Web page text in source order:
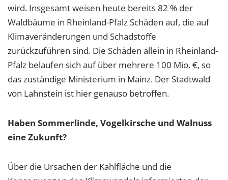
wird. Insgesamt weisen heute bereits 82 % der
Waldbäume in Rheinland-Pfalz Schäden auf, die auf
Klimaveränderungen und Schadstoffe
zurückzuführen sind. Die Schäden allein in Rheinland-
Pfalz belaufen sich auf über mehrere 100 Mio. €, so
das zuständige Ministerium in Mainz. Der Stadtwald
von Lahnstein ist hier genauso betroffen.
Haben Sommerlinde, Vogelkirsche und Walnuss
eine Zukunft?
Über die Ursachen der Kahlfläche und die